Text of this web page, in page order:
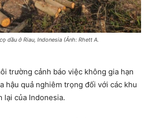
dầu ở Riau, Indonesia (Ảnh: Rhett A.
trường cảnh báo việc không gia hạn
hậu quả nghiêm trọng đối với các khu
lại của Indonesia.